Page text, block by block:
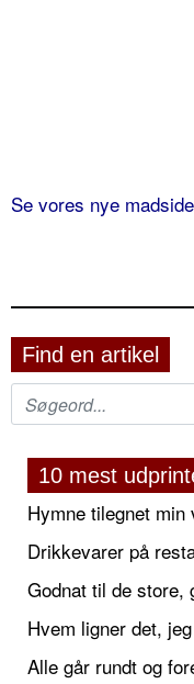
Se vores nye
Find en artikel
10 mest
Hymne tilegnet min
Drikkevarer på
Godnat til de store,
Hvem ligner det,
Alle går rundt og